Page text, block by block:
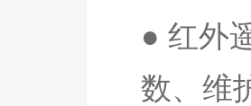
● 红外
数、维